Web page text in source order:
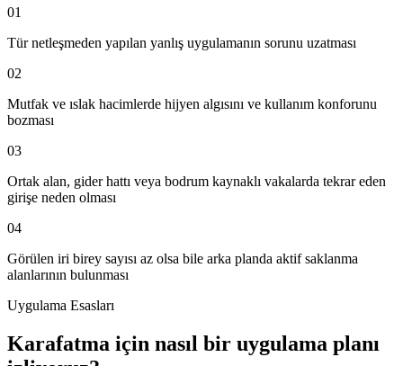
01
Tür netleşmeden yapılan yanlış uygulamanın sorunu uzatması
02
Mutfak ve ıslak hacimlerde hijyen algısını ve kullanım konforunu
bozması
03
Ortak alan, gider hattı veya bodrum kaynaklı vakalarda tekrar eden
girişe neden olması
04
Görülen iri birey sayısı az olsa bile arka planda aktif saklanma
alanlarının bulunması
Uygulama Esasları
Karafatma için nasıl bir uygulama planı